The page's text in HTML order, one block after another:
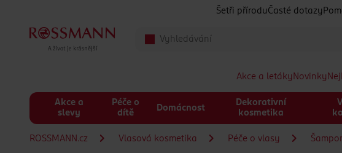
Šetři přírodu Časté dotazy
Akce a letáky Novinky Nej
Akce a
slevy
Péče o
dítě
Domácnost
Dekorativní
kosmetika
ROSSMANN.cz Vlasová kosmetika Péče o vlasy